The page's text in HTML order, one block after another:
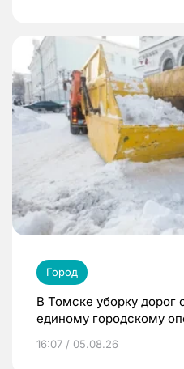
Город
В Томске уборку дорог
единому городскому
16:07 / 05.08.26